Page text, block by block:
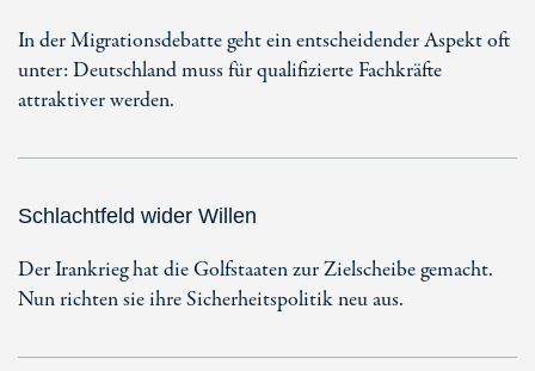
In der Migrationsdebatte geht ein entscheidender Aspekt oft
unter: Deutschland muss für qualifizierte Fachkräfte
attraktiver werden.
Schlachtfeld wider Willen
Der Irankrieg hat die Golfstaaten zur Zielscheibe gemacht.
Nun richten sie ihre Sicherheitspolitik neu aus.